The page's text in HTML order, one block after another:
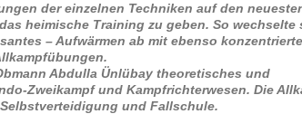
der einzelnen Techniken auf den
heimische Training zu geben. So wechselte
– Aufwärmen ab mit ebenso
Abdulla Ünlübay theoretisches und
Zweikampf und Kampfrichterwesen. Die
und Fallschule.